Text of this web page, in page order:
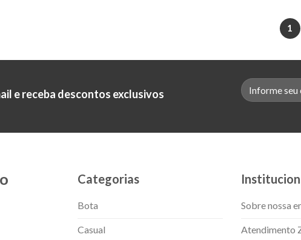
1
e receba descontos exclusivos
Categorias
Bota
Casual
Sobre nossa
Atendimento